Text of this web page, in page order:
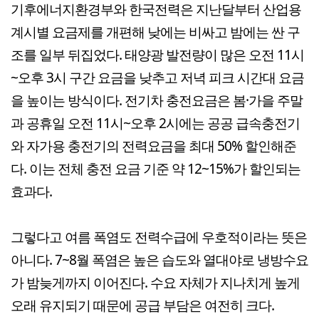
기후에너지환경부와 한국전력은 지난달부터 산업용
계시별 요금제를 개편해 낮에는 비싸고 밤에는 싼 구
조를 일부 뒤집었다. 태양광 발전량이 많은 오전 11시
~오후 3시 구간 요금을 낮추고 저녁 피크 시간대 요금
을 높이는 방식이다. 전기차 충전요금은 봄·가을 주말
과 공휴일 오전 11시~오후 2시에는 공공 급속충전기
와 자가용 충전기의 전력요금을 최대 50% 할인해준
다. 이는 전체 충전 요금 기준 약 12~15%가 할인되는
효과다.
그렇다고 여름 폭염도 전력수급에 우호적이라는 뜻은
아니다. 7~8월 폭염은 높은 습도와 열대야로 냉방수요
가 밤늦게까지 이어진다. 수요 자체가 지나치게 높게
오래 유지되기 때문에 공급 부담은 여전히 크다.